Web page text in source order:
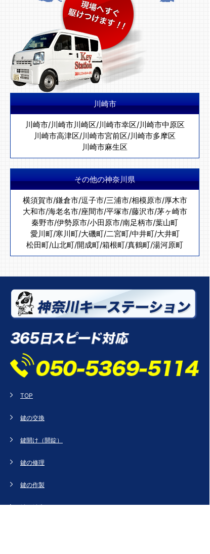
川崎市
川崎市/川崎市川崎区/川崎市幸区/川崎市中原区
川崎市高津区/川崎市宮前区/川崎市多摩区
川崎市麻生区
その他の神奈川県
横須賀市/鎌倉市/逗子市/三浦市/相模原市/厚木市
大和市/海老名市/座間市/平塚市/藤沢市/茅ヶ崎市
秦野市/伊勢原市/小田原市/南足柄市/葉山町
愛川町/寒川町/大磯町/二宮町/中井町/大井町
松田町/山北町/開成町/箱根町/真鶴町/湯河原町
TOP
鍵の交換
鍵開け（開錠）
鍵の修理
鍵の作製
鍵の紛失